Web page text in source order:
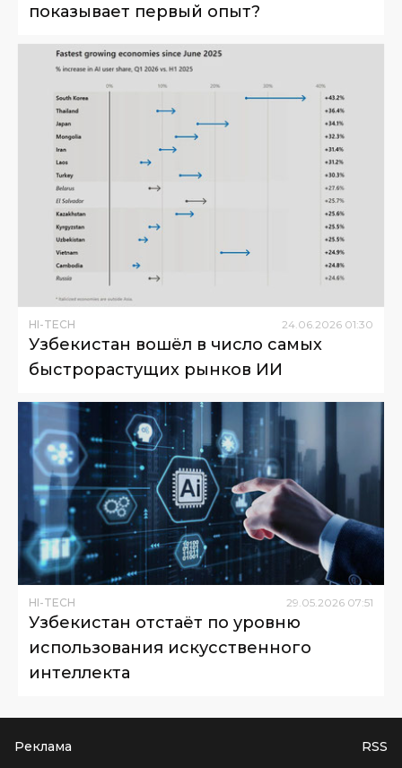
показывает первый опыт?
HI-TECH 24.06.2026 01:30
Узбекистан вошёл в число самых
быстрорастущих рынков ИИ
HI-TECH 29.05.2026 07:51
Узбекистан отстаёт по уровню
использования искусственного
интеллекта
Реклама RSS